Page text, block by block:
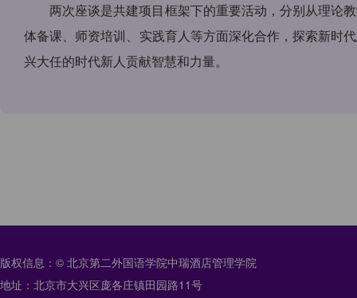
两次座谈是共建项目框架下的重要活动，分别从理论
体备课、师资培训、实践育人等方面深化合作，探索新时
兴大任的时代新人贡献智慧和力量。
版权信息：© 北京第二外国语学院中瑞酒店管理学院
地址：北京市大兴区庞各庄镇田园路11号